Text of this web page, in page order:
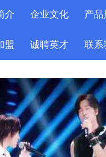
介 企业文化 产品
盟 诚聘英才 联系